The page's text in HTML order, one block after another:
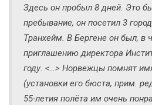
Здесь он пробыл 8 дней. Это
пребывание, он посетил 3
Транхейм. В Бергене он был, в
приглашению директора
году. <…> Норвежцы помнят
(установки его бюста, прим.
55-летия полёта им очень